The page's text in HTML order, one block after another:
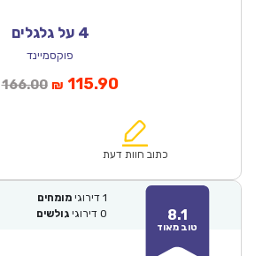
4 על גלגלים
פוקסמיינד
166.00המחיר
₪166.00.
₪ 115.90המחיר
הוא:
כתוב חוות דעת
8.1
טוב מאוד
1 דירוגי מומחים
0 דירוגי גולשים